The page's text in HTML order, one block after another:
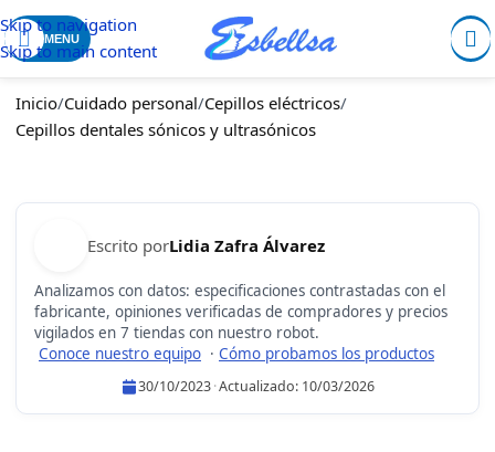
Skip to navigation
Skip to main content
MENU
Inicio/Cuidado personal/Cepillos eléctricos/
Cepillos dentales sónicos y ultrasónicos
Escrito porLidia Zafra Álvarez
Analizamos con datos: especificaciones contrastadas con el
fabricante, opiniones verificadas de compradores y precios
vigilados en 7 tiendas con nuestro robot.
Conoce nuestro equipo · Cómo probamos los productos
30/10/2023·Actualizado: 10/03/2026